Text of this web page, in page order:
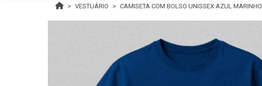
VESTUÁRIO CAMISETA COM BOLSO UNISSEX AZUL MARINHO